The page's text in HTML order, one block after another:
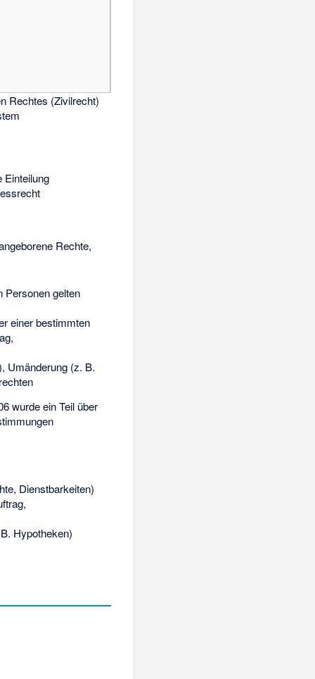
Rechtes (Zivilrecht)
Einteilung
Rechte,
Personen gelten
einer bestimmten
Umänderung (z. B.
wurde ein Teil über
Dienstbarkeiten)
Hypotheken)